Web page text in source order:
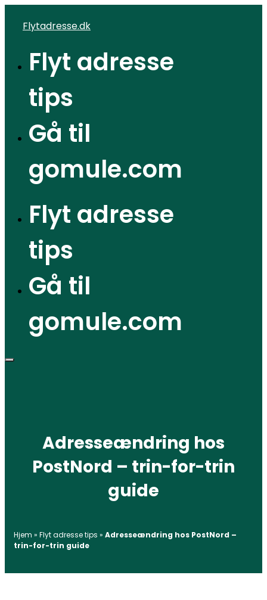
Flytadresse.dk
Flyt adresse
tips
Gå til
gomule.com
Flyt adresse
tips
Gå til
gomule.com
Adresseændring hos
PostNord – trin-for-trin
guide
Hjem » Flyt adresse tips » Adresseændring hos PostNord –
trin-for-trin guide